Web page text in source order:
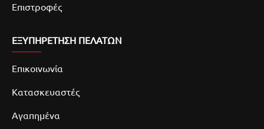
Επιστροφές
ΕΞΥΠΗΡΕΤΗΣΗ ΠΕΛΑΤΩΝ
Επικοινωνία
Κατασκευαστές
Αγαπημένα